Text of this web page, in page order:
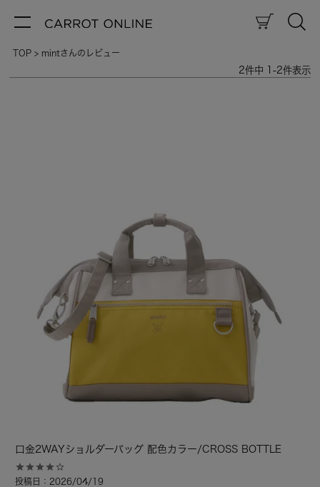
TOP mintさんのレビュー
2件中 -2件表示
口金2WAYショルダーバッグ 配色カラー/CROSS BOTTLE
投稿日 2026/04/19